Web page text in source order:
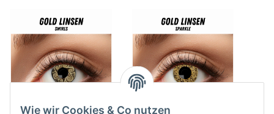
Wie wir Cookies & Co nutzen